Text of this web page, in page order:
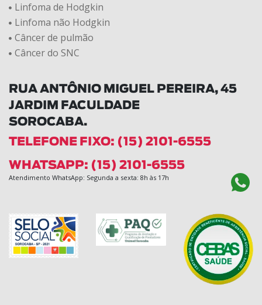
Linfoma de Hodgkin
Linfoma não Hodgkin
Câncer de pulmão
Câncer do SNC
RUA ANTÔNIO MIGUEL PEREIRA, 45
JARDIM FACULDADE
SOROCABA.
TELEFONE FIXO: (15) 2101-6555
WHATSAPP: (15) 2101-6555
Atendimento WhatsApp: Segunda a sexta: 8h às 17h